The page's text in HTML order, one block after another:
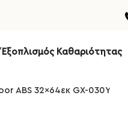
Εξοπλισμός Καθαριότητας